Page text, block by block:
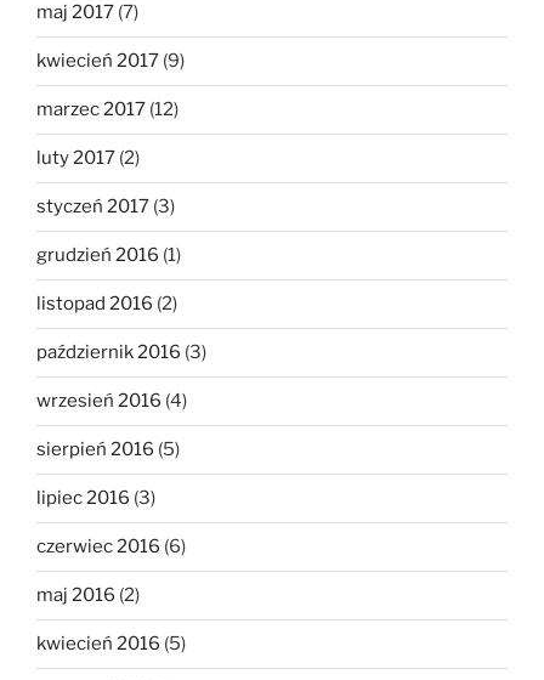
maj 2017 (7)
kwiecień 2017 (9)
marzec 2017 (12)
luty 2017 (2)
styczeń 2017 (3)
grudzień 2016 (1)
listopad 2016 (2)
październik 2016 (3)
wrzesień 2016 (4)
sierpień 2016 (5)
lipiec 2016 (3)
czerwiec 2016 (6)
maj 2016 (2)
kwiecień 2016 (5)